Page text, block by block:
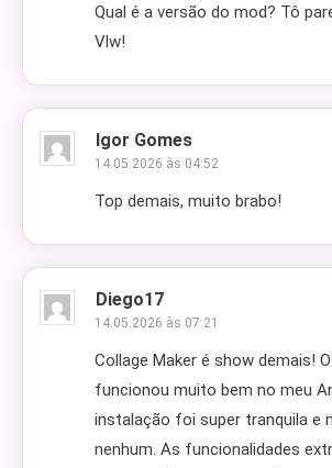
Qual é a versão do mod? Tô
Vlw!
Igor Gomes
14.05.2026 às 04:52
Top demais, muito brabo!
Diego17
14.05.2026 às 07:21
Collage Maker é show demais!
funcionou muito bem no meu
instalação foi super tranquila e
nenhum. As funcionalidades